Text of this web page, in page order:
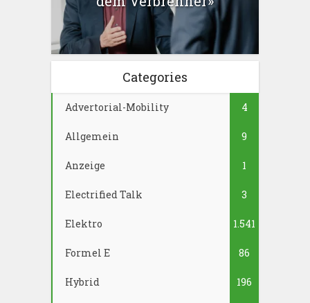
Categories
Advertorial-Mobility 4
Allgemein 9
Anzeige 1
Electrified Talk 3
Elektro 1.541
Formel E 86
Hybrid 196